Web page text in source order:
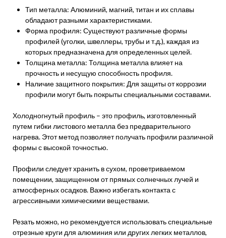
Тип металла: Алюминий, магний, титан и их сплавы
обладают разными характеристиками.
Форма профиля: Существуют различные формы
профилей (уголки, швеллеры, трубы и т.д.), каждая из
которых предназначена для определенных целей.
Толщина металла: Толщина металла влияет на
прочность и несущую способность профиля.
Наличие защитного покрытия: Для защиты от коррозии
профили могут быть покрыты специальными составами.
Холодногнутый профиль – это профиль, изготовленный
путем гибки листового металла без предварительного
нагрева. Этот метод позволяет получать профили различной
формы с высокой точностью.
Профили следует хранить в сухом, проветриваемом
помещении, защищенном от прямых солнечных лучей и
атмосферных осадков. Важно избегать контакта с
агрессивными химическими веществами.
Резать можно, но рекомендуется использовать специальные
отрезные круги для алюминия или других легких металлов,